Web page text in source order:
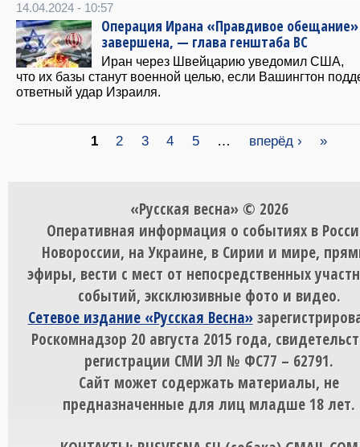
14.04.2024 - 10:57
Операция Ирана «Правдивое обещание»
завершена, — глава генштаба ВС
Иран через Швейцарию уведомил США,
что их базы станут военной целью, если Вашингтон
ответный удар Израиля.
1 2 3 4 5 … вперёд › »
«Русская весна» © 2026
Оперативная информация о событиях в
Новороссии, на Украине, в Сирии и мире,
эфиры, вести с мест от непосредственных
событий, эксклюзивные фото и видео.
Сетевое издание «Русская Весна»
Роскомнадзор 20 августа 2015 года,
регистрации СМИ ЭЛ № ФС77 – 62791.
Сайт может содержать материалы, не
предназначенные для лиц младше 18 лет.